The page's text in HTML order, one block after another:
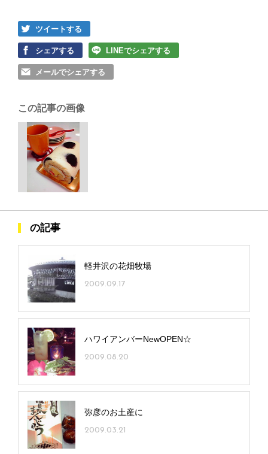
ツイートする
シェアする LINEでシェアする
メールでシェアする
この記事の画像
の記事
軽井沢の花畑牧場
2009.09.17
ハワイアンバーNewOPEN☆
2009.08.20
弥彦のお土産に
2009.03.21